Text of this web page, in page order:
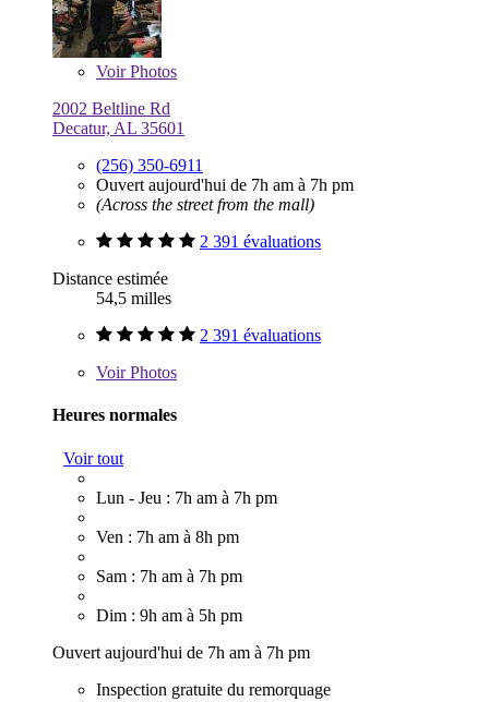
VoirPhotos
2002 Beltline Rd
Decatur, AL 35601
(256) 350-6911
Ouvert aujourd'hui de 7h am à 7h pm
(Across the street from the mall)
2 391 évaluations
Distance estimée
54,5 milles
2 391 évaluations
VoirPhotos
Heures normales
Voir tout
Lun - Jeu : 7h am à 7h pm
Ven : 7h am à 8h pm
Sam : 7h am à 7h pm
Dim : 9h am à 5h pm
Ouvert aujourd'hui de 7h am à 7h pm
Inspection gratuite du remorquage